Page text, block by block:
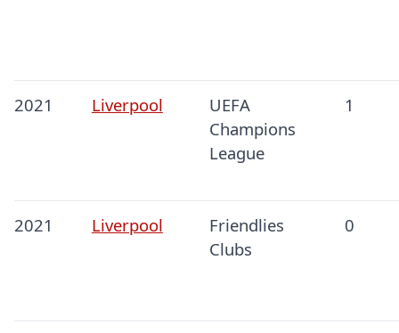
2021 Liverpool
UEFA
Champions
League
1
2021 Liverpool
Friendlies
Clubs
0